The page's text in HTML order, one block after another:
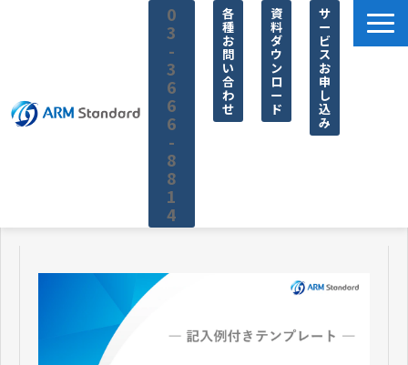
0
3
-
3
6
6
6
-
8
8
1
4
各
種
お
問
い
合
わ
せ
資
料
ダ
ウ
ン
ロ
ー
ド
サ
ー
ビ
ス
お
申
し
込
み
お役立ち情報